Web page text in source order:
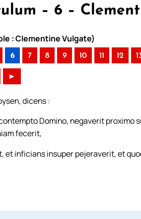
– 6 –
: Clementine Vulgate)
6 7 8 9 10 11 12
►
dicens :
Domino, negaverit proximo
fecerit,
et inficians insuper pejeraverit, et